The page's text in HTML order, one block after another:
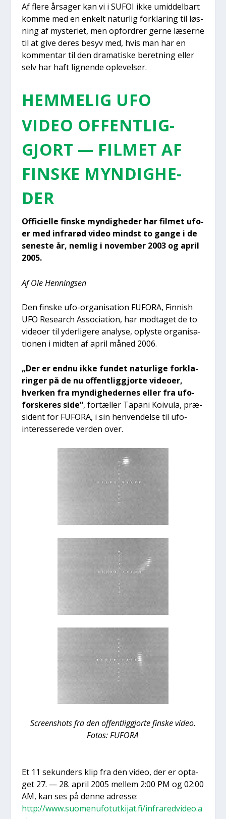
Af fle­re årsa­ger kan vi i SUFOI ikke umid­del­bart
kom­me med en enkelt natur­lig for­kla­ring til løs­
ning af myste­ri­et, men opfor­drer ger­ne læser­ne
til at give deres besyv med, hvis man har en
kom­men­tar til den dra­ma­ti­ske beret­ning eller
selv har haft lig­nen­de ople­vel­ser.
HEM­ME­LIG UFO
VIDEO OFFENT­LIG­
GJORT — FIL­MET AF
FIN­SKE MYN­DIG­HE­
DER
Offi­ci­el­le fin­ske myn­dig­he­der har fil­met ufo­
er med infrarød video mindst to gan­ge i de
sene­ste år, nem­lig i novem­ber 2003 og april
2005.
Af Ole Hen­nings­en
Den fin­ske ufo-orga­ni­sa­tion FUFORA, Fin­nish
UFO Research Asso­ci­a­tion, har mod­ta­get de to
video­er til yder­li­ge­re ana­ly­se, oply­ste orga­ni­sa­
tio­nen i mid­ten af april måned 2006.
„Der er end­nu ikke fun­det natur­li­ge for­kla­
rin­ger på de nu offent­lig­gjor­te video­er,
hver­ken fra myn­dig­he­der­nes eller fra ufo-
for­ske­res side“, for­tæl­ler Tapa­ni Koi­vu­la, præ­
si­dent for FUFORA, i sin hen­ven­del­se til ufo-
inter­es­se­re­de ver­den over.
Scre­ens­hots fra den offent­lig­gjor­te fin­ske video.
Fotos: FUFORA
Et 11 sekun­ders klip fra den video, der er opta­
get 27. — 28. april 2005 mel­lem 2:00 PM og 02:00
AM, kan ses på den­ne adres­se:
http://www.suomenufotutkijat.fi/infraredvideo.a